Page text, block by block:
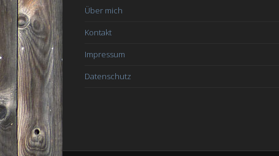
Über mich
Kontakt
Impressum
Datenschutz